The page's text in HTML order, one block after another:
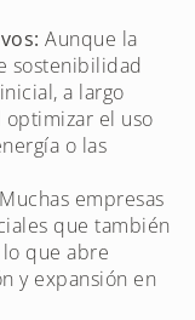
Aunque la
sostenibilidad
a largo
optimizar el uso
o las
Muchas empresas
que también
que abre
y expansión en